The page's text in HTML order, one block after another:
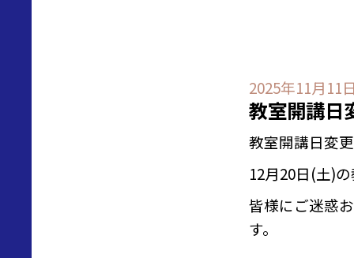
2025年11月11
教室開講日
教室開講日変
12月20日(土)
皆様にご迷惑
す。